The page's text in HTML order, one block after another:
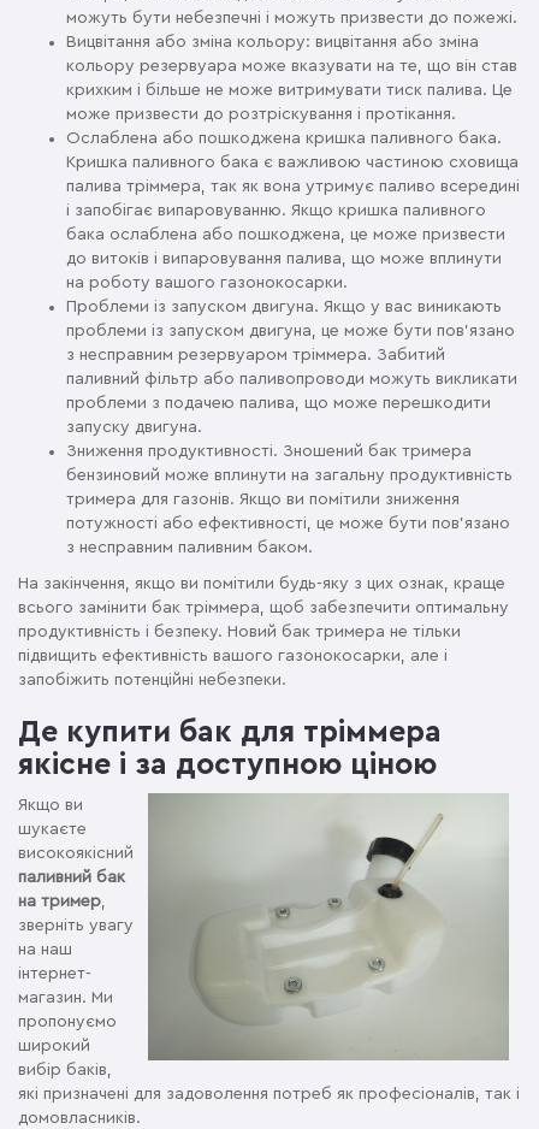
можуть бути небезпечні і можуть призвести до пожежі.
Вицвітання або зміна кольору: вицвітання або зміна
кольору резервуара може вказувати на те, що він став
крихким і більше не може витримувати тиск палива. Це
може призвести до розтріскування і протікання.
Ослаблена або пошкоджена кришка паливного бака.
Кришка паливного бака є важливою частиною сховища
палива тріммера, так як вона утримує паливо всередині
і запобігає випаровуванню. Якщо кришка паливного
бака ослаблена або пошкоджена, це може призвести
до витоків і випаровування палива, що може вплинути
на роботу вашого газонокосарки.
Проблеми із запуском двигуна. Якщо у вас виникають
проблеми із запуском двигуна, це може бути пов'язано
з несправним резервуаром тріммера. Забитий
паливний фільтр або паливопроводи можуть викликати
проблеми з подачею палива, що може перешкодити
запуску двигуна.
Зниження продуктивності. Зношений бак тримера
бензиновий може вплинути на загальну продуктивність
тримера для газонів. Якщо ви помітили зниження
потужності або ефективності, це може бути пов'язано
з несправним паливним баком.
На закінчення, якщо ви помітили будь-яку з цих ознак, краще
всього замінити бак тріммера, щоб забезпечити оптимальну
продуктивність і безпеку. Новий бак тримера не тільки
підвищить ефективність вашого газонокосарки, але і
запобіжить потенційні небезпеки.
Де купити бак для тріммера
якісне і за доступною ціною
Якщо ви
шукаєте
високоякісний
паливний бак
на тример,
зверніть увагу
на наш
інтернет-
магазин. Ми
пропонуємо
широкий
вибір баків,
які призначені для задоволення потреб як професіоналів, так і
домовласників.